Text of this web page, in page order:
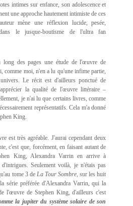
intimes sur enfance, son adolescence et
une approche hautement intimiste de ces
mène une réflexion lucide, pesée,
le jusque-boutisme de l'ultra fan
des pages une étude de l'œuvre de
comme moi, n'en a lu qu'une infime partie,
Le récit est d'ailleurs ponctué de
la qualité de l'œuvre littéraire –
je n'ai lu que certains livres, comme
représentatifs. Cela m'a donné
King.
est très agréable. J'aurai cependant deux
c'est que, forcément, en faisant autant de
King, Alexandra Varrin en arrive à
Seulement voilà, je n'étais pas
tome 3 de La Tour Sombre sur les huit
série préférée d'Alexandra Varrin, qui la
l'œuvre de Stephen King, d'ailleurs c'est
la jupiter du système solaire de son